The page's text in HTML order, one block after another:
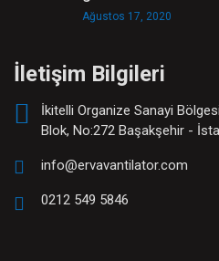
Ağustos 17, 2020
İletişim Bilgileri
İkitelli Organize Sanayi
Blok, No:272 Başakşehir -
info@ervavantilator.com
0212 549 5846